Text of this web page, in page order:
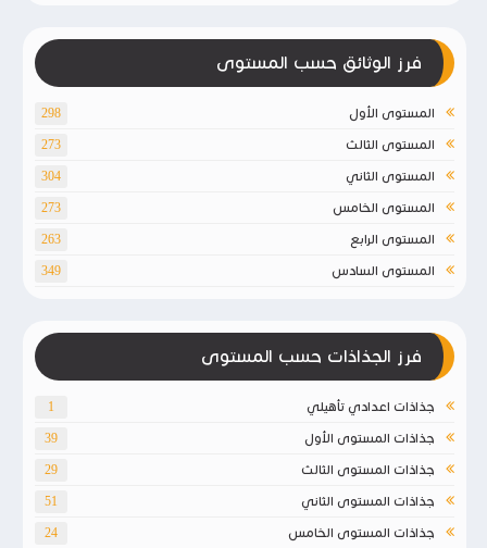
فرز الوثائق حسب المستوى
المستوى الأول 298
المستوى الثالث 273
المستوى الثاني 304
المستوى الخامس 273
المستوى الرابع 263
المستوى السادس 349
فرز الجذاذات حسب المستوى
جذاذات اعدادي تأهيلي 1
جذاذات المستوى الأول 39
جذاذات المستوى الثالث 29
جذاذات المستوى الثاني 51
جذاذات المستوى الخامس 24